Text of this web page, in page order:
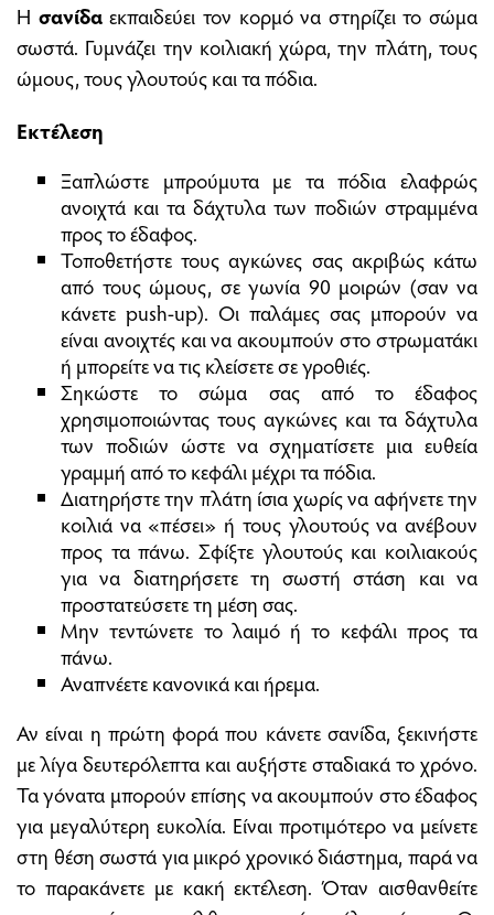
Η σανίδαεκπαιδεύει τον κορμό να στηρίζει το σώμα
σωστά. Γυμνάζει την κοιλιακή χώρα, την πλάτη, τους
ώμους, τους γλουτούς και τα πόδια.
Εκτέλεση
Ξαπλώστε μπρούμυτα με τα πόδια ελαφρώς
ανοιχτά και τα δάχτυλα των ποδιών στραμμένα
προς το έδαφος.
Τοποθετήστε τους αγκώνες σας ακριβώς κάτω
από τους ώμους, σε γωνία 90 μοιρών (σαν να
κάνετε push-up). Οι παλάμες σας μπορούν να
είναι ανοιχτές και να ακουμπούν στο στρωματάκι
ή μπορείτε να τις κλείσετε σε γροθιές.
Σηκώστε το σώμα σας από το έδαφος
χρησιμοποιώντας τους αγκώνες και τα δάχτυλα
των ποδιών ώστε να σχηματίσετε μια ευθεία
γραμμή από το κεφάλι μέχρι τα πόδια.
Διατηρήστε την πλάτη ίσια χωρίς να αφήνετε την
κοιλιά να «πέσει» ή τους γλουτούς να ανέβουν
προς τα πάνω. Σφίξτε γλουτούς και κοιλιακούς
για να διατηρήσετε τη σωστή στάση και να
προστατεύσετε τη μέση σας.
Μην τεντώνετε το λαιμό ή το κεφάλι προς τα
πάνω.
Αναπνέετε κανονικά και ήρεμα.
Αν είναι η πρώτη φορά που κάνετε σανίδα, ξεκινήστε
με λίγα δευτερόλεπτα και αυξήστε σταδιακά το χρόνο.
Τα γόνατα μπορούν επίσης να ακουμπούν στο έδαφος
για μεγαλύτερη ευκολία. Είναι προτιμότερο να μείνετε
στη θέση σωστά για μικρό χρονικό διάστημα, παρά να
το παρακάνετε με κακή εκτέλεση. Όταν αισθανθείτε